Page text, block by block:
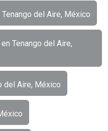
del Aire, México
Tenango del Aire,
del Aire, México